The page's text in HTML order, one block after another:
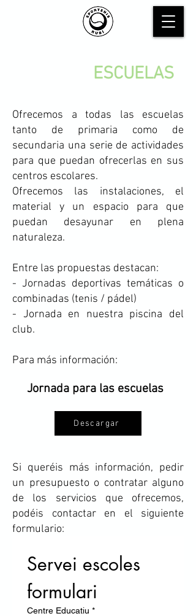
ESCUELAS
Servei escoles
formulari
Centre Educatiu *
Ofrecemos a todas las escuelas
tanto de primaria como de
secundaria una serie de actividades
para que puedan ofrecerlas en sus
centros escolares.
Ofrecemos las instalaciones, el
material y un espacio para que
puedan desayunar en plena
naturaleza.
Entre las propuestas destacan:
- Jornadas deportivas temáticas o
combinadas (tenis / pádel)
- Jornada en nuestra piscina del
club.
Para más información:
Si queréis más información, pedir
un presupuesto o contratar alguno
de los servicios que ofrecemos,
podéis contactar en el siguiente
formulario:
Descargar
Jornada para las escuelas